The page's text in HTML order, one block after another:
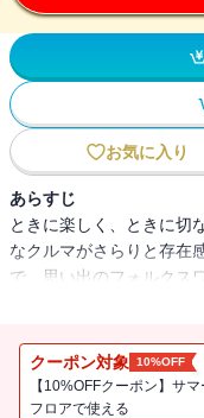
お気に入り
あらすじ
ときに楽しく、ときに切
なクルマがさらりと存在
で、思い出のフォルクス
痛みとともに懐かしむ「
スが泣くかもしれない」
「マンハッタンの片すみ
の中にも、愛おしさあふ
クーポン対象 10%OFF
【10%OFFクーポン】サ
フロアで使える